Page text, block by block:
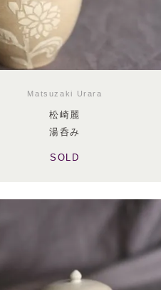
Matsuzaki Urara
松崎麗
湯呑み
SOLD